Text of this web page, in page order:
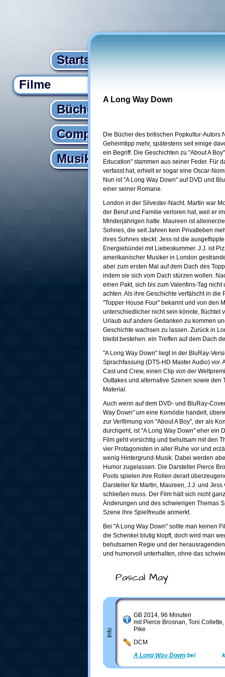
Startseite
Filme
Bücher
Computer
Musik
A Long Way Down
Die Bücher des britischen Popkultur-Autors
Geheimtipp mehr, spätestens seit einige
ein Begriff. Die Geschichten zu "About A
Education" stammen aus seiner Feder. Für
verfasst hat, erhielt er sogar eine Oscar-
Nun ist "A Long Way Down" auf DVD und
einer seiner Romane.
London in der Silvester-Nacht. Martin war
der Beruf und Familie verloren hat, weil er
Minderjährigen hatte. Maureen ist
Sohnes, die seit Jahren kein Privatleben
ihres Sohnes steckt. Jess ist die
Energiebündel mit Liebeskummer. J.J. ist
amerikanischer Musiker in London
aber zum ersten Mal auf dem Dach des
indem sie sich vom Dach stürzen wollen.
einen Pakt, sich bis zum Valentins-Tag
achten. Als ihre Geschichte verfälscht in
"Topper House Four" bekannt und von den
unterschiedlicher nicht sein könnte, flüchtet
Urlaub auf andere Gedanken zu kommen
Geschichte wachsen zu lassen. Zurück in
bleibt bestehen: ein Treffen auf dem Dach
"A Long Way Down" liegt in der BluRay-
Sprachfassung (DTS-HD Master Audio) vor.
Cast und Crew, einen Clip von der
Outtakes und alternative Szenen sowie den
Material.
Auch wenn auf dem DVD- und BluRay-
Way Down" um eine Komödie handelt,
zur Verfilmung von "About A Boy", der als
durchgeht, ist "A Long Way Down" eher ein
Film geht vorsichtig und behutsam mit den
vier Protagonisten in aller Ruhe vor und
wenig Hintergrund-Musik. Dabei werden
Humor zugelassen. Die Darsteller Pierce
Poots spielen ihre Rollen derart
Darsteller für Martin, Maureen, J.J. und
schließen muss. Der Film hält sich nicht
Änderungen und des schwierigen Themas
Szene ihre Spielfreude anmerkt.
Bei "A Long Way Down" sollte man keinen
die Schenkel blutig klopft, doch wird man
behutsamen Regie und der
und humorvoll unterhalten, ohne das
Pascal May
Info
GB 2014, 96 Minuten
mit Pierce Brosnan, Toni
Pike
DCM
A Long Way Down bei